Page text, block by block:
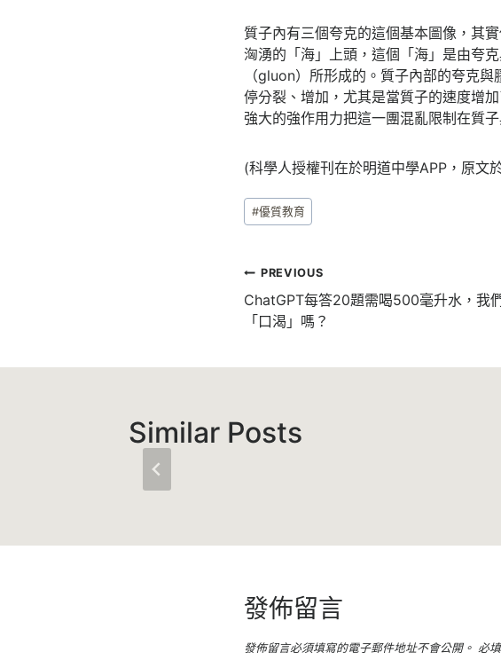
質子內有三個夸克的這個基本圖像，其
洶湧的「海」上頭，這個「海」是由夸
（gluon）所形成的。質子內部的夸克
停分裂、增加，尤其是當質子的速度增
強大的強作用力把這一團混亂限制在質
(科學人授權刊在於明道中學APP，原文
Post
Tags:
#優質教育
文
章
導
覽
PREVIOUS
ChatGPT每答20題需喝500毫升水，我
「口渴」嗎？
Similar Posts
發佈留言
發佈留言必須填寫的電子郵件地址不會公開。 必